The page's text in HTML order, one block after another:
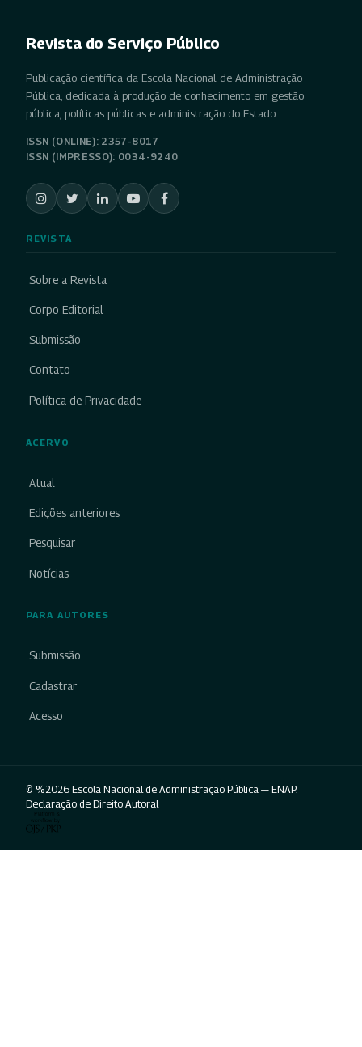
Revista do Serviço Público
Publicação científica da Escola Nacional de Administração
Pública, dedicada à produção de conhecimento em gestão
pública, políticas públicas e administração do Estado.
ISSN (ONLINE): 2357-8017
ISSN (IMPRESSO): 0034-9240
REVISTA
Sobre a Revista
Corpo Editorial
Submissão
Contato
Política de Privacidade
ACERVO
Atual
Edições anteriores
Pesquisar
Notícias
PARA AUTORES
Submissão
Cadastrar
Acesso
© %2026 Escola Nacional de Administração Pública — ENAP.
Declaração de Direito Autoral